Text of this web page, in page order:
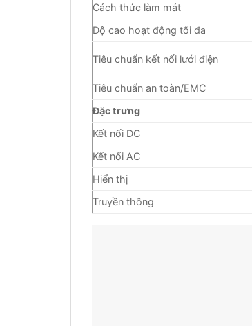
Cách thức làm mát
Độ cao hoạt động tối đa
Tiêu chuẩn kết nối lưới điện
Tiêu chuẩn an toàn/EMC
Đặc trưng
Kết nối DC
Kết nối AC
Hiển thị
Truyền thông